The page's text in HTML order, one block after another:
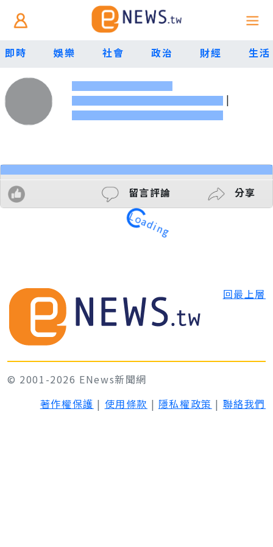
即時 娛樂 社會 政治 財經 生活
|
留言評論 分享
Loading
回最上層
© 2001-2026 ENews新聞網
著作權保護 | 使用條款 | 隱私權政策 | 聯絡我們